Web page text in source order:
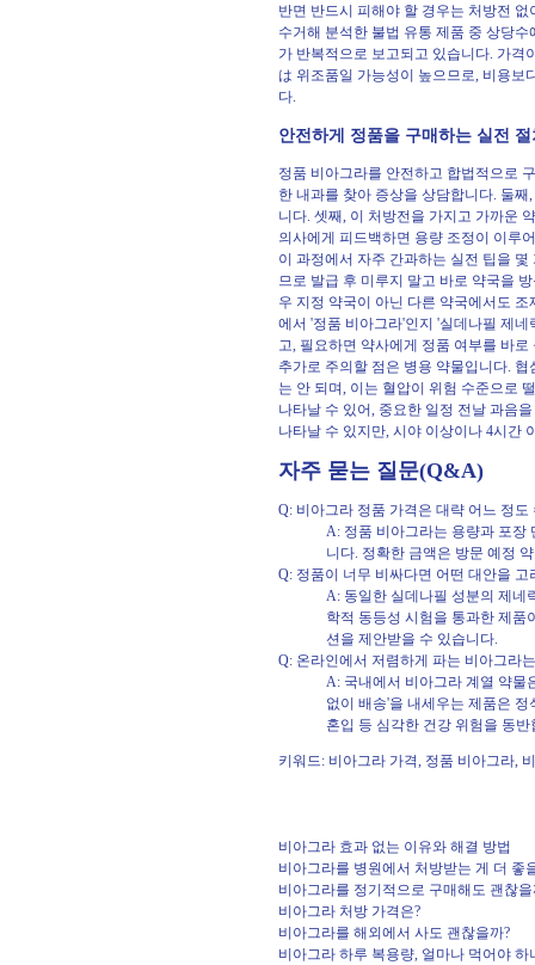
반면 반드시 피해야 할 경우는 처방전
수거해 분석한 불법 유통 제품 중 상당
가 반복적으로 보고되고 있습니다. 가격
は 위조품일 가능성이 높으므로, 비용보
다.
안전하게 정품을 구매하는 실전 절
정품 비아그라를 안전하고 합법적으로
한 내과를 찾아 증상을 상담합니다. 둘
니다. 셋째, 이 처방전을 가지고 가까운
의사에게 피드백하면 용량 조정이 이루
이 과정에서 자주 간과하는 실전 팁을
므로 발급 후 미루지 말고 바로 약국을
우 지정 약국이 아닌 다른 약국에서도
에서 '정품 비아그라'인지 '실데나필 제
고, 필요하면 약사에게 정품 여부를 바
추가로 주의할 점은 병용 약물입니다.
는 안 되며, 이는 혈압이 위험 수준으로
나타날 수 있어, 중요한 일정 전날 과음
나타날 수 있지만, 시야 이상이나 4시간
자주 묻는 질문(Q&A)
Q: 비아그라 정품 가격은 대략 어느 정도
A: 정품 비아그라는 용량과 포장
니다. 정확한 금액은 방문 예정
Q: 정품이 너무 비싸다면 어떤 대안을 고
A: 동일한 실데나필 성분의 제네
학적 동등성 시험을 통과한 제품
션을 제안받을 수 있습니다.
Q: 온라인에서 저렴하게 파는 비아그라
A: 국내에서 비아그라 계열 약물
없이 배송'을 내세우는 제품은
혼입 등 심각한 건강 위험을 동반
키워드: 비아그라 가격, 정품 비아그라,
비아그라 효과 없는 이유와 해결 방법
비아그라를 병원에서 처방받는 게 더 좋
비아그라를 정기적으로 구매해도 괜찮을
비아그라 처방 가격은?
비아그라를 해외에서 사도 괜찮을까?
비아그라 하루 복용량, 얼마나 먹어야 하